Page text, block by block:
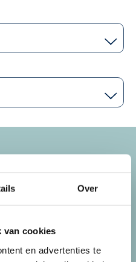
Over
van cookies
en advertenties te
in Breda een
geeft veel